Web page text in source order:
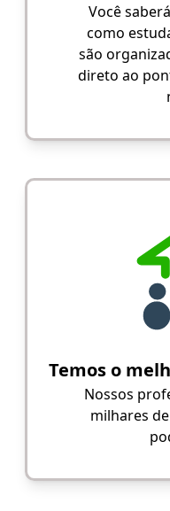
Você
como
são
direto ao
Temos o
Nossos
milhares